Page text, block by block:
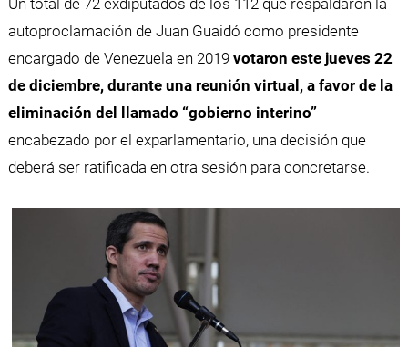
autoproclamación de Juan Guaidó como presidente
encargado de Venezuela en 2019 votaron este jueves 22
de diciembre, durante una reunión virtual, a favor de la
eliminación del llamado “gobierno interino”
encabezado por el exparlamentario, una decisión que
deberá ser ratificada en otra sesión para concretarse.